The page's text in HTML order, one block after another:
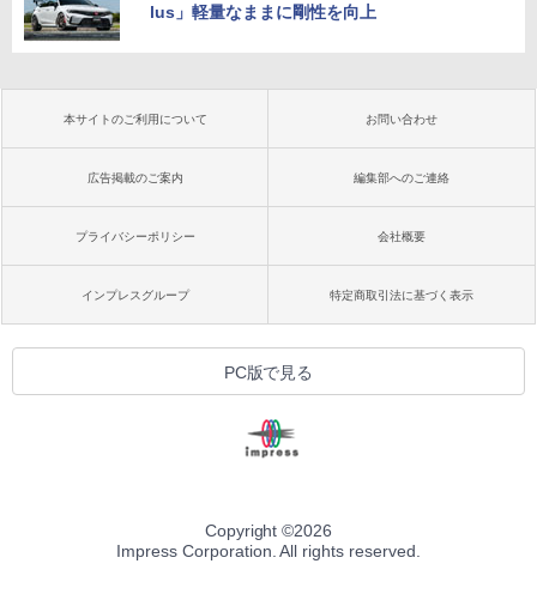
lus」軽量なままに剛性を向上
本サイトのご利用について お問い合わせ
広告掲載のご案内 編集部へのご連絡
プライバシーポリシー 会社概要
インプレスグループ 特定商取引法に基づく表示
PC版で見る
Copyright ©2026
Impress Corporation. All rights reserved.